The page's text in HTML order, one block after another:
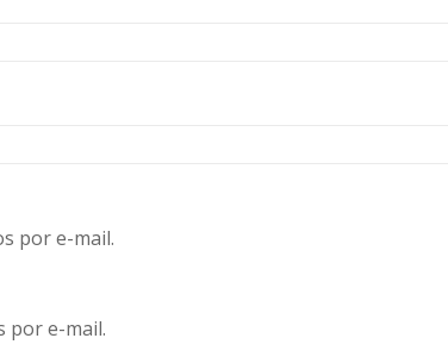
por e-mail.
por e-mail.